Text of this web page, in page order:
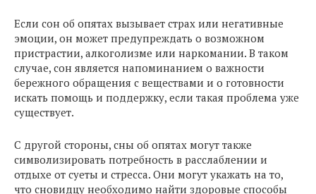
Если сон об опятах вызывает страх или негативные
эмоции, он может предупреждать о возможном
пристрастии, алкоголизме или наркомании. В таком
случае, сон является напоминанием о важности
бережного обращения с веществами и о готовности
искать помощь и поддержку, если такая проблема уже
существует.
С другой стороны, сны об опятах могут также
символизировать потребность в расслаблении и
отдыхе от суеты и стресса. Они могут укажать на то,
что сновидцу необходимо найти здоровые способы